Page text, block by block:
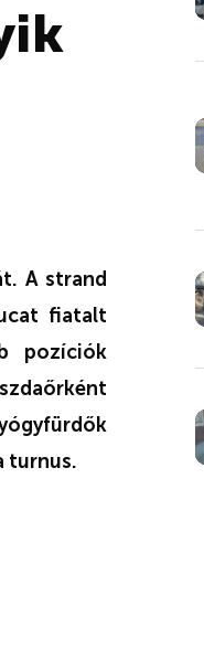
A strand
fiatalt
pozíciók
turnus.